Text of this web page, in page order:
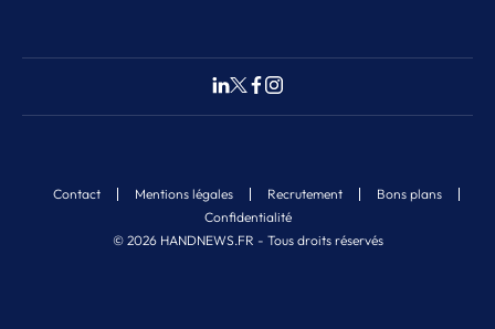
© 2026 HANDNEWS.FR - Tous droits réservés
Contact Mentions légales Recrutement
Bons plans
Confidentialité